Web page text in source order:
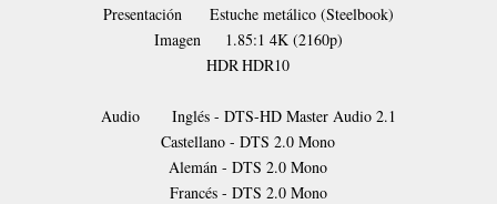
Presentación
Estuche metálico (Steelbook)
Imagen
1.85:1 4K (2160p)
HDR HDR10
Audio
Inglés - DTS-HD Master Audio 2.1
Castellano - DTS 2.0 Mono
Alemán - DTS 2.0 Mono
Francés - DTS 2.0 Mono